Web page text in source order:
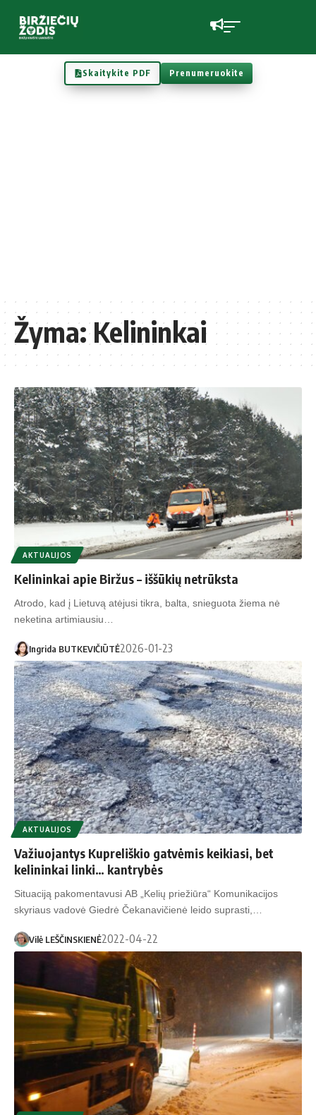
Skaitykite PDF Prenumeruokite
Žyma:Kelininkai
AKTUALIJOS
Kelininkai apie Biržus – iššūkių netrūksta
Atrodo, kad į Lietuvą atėjusi tikra, balta, snieguota žiema nė
neketina artimiausiu…
Ingrida BUTKEVIČIŪTĖ2026-01-23
AKTUALIJOS
Važiuojantys Kupreliškio gatvėmis keikiasi, bet
kelininkai linki… kantrybės
Situaciją pakomentavusi AB „Kelių priežiūra“ Komunikacijos
skyriaus vadovė Giedrė Čekanavičienė leido suprasti,…
Vilė LEŠČINSKIENĖ2022-04-22